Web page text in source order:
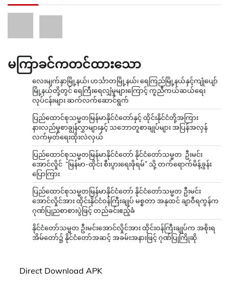
မကြာခင်ကတင်ထားသော
လေးမျက်နှာမြို့နယ်၊ ဟင်္သာတမြို့နယ်၊ ရေကြည်မြို့နယ်နှင့်ကျုံပျော်
မြို့နယ်တို့တွင် ရေကြီးရေလျှံမှုများကြောင့် ကူညီကယ်ဆယ်ရေး
လုပ်ငန်းများ ဆက်လက်ဆောင်ရွက်
ပြည်ထောင်စုသမ္မတမြန်မာနိုင်ငံတော်နှင့် ထိုင်းနိုင်ငံတို့အကြား
နားလည်မှုစာချွန်လွှာများနှင့် သဘောတူစာချုပ်များ အပြန်အလှန်
လက်မှတ်ရေးထိုးလဲလှယ်
ပြည်ထောင်စုသမ္မတမြန်မာနိုင်ငံတော် နိုင်ငံတော်သမ္မတ ဦးမင်း
အောင်လှိုင် “မြန်မာ-ထိုင်း စီးပွားရေးဖိုရမ်” သို့ တက်ရောက်မိန့်ခွန်း
ပြောကြား
ပြည်ထောင်စုသမ္မတမြန်မာနိုင်ငံတော် နိုင်ငံတော်သမ္မတ ဦးမင်း
အောင်လှိုင်အား ထိုင်းနိုင်ငံဝန်ကြီးချုပ် မစ္စတာ အနုထင် ချာဝီရကွန်က
ဂုဏ်ပြုညစာစားပွဲဖြင့် တည်ခင်းဧည့်ခံ
နိုင်ငံတော်သမ္မတ ဦးမင်းအောင်လှိုင်အား ထိုင်းဝန်ကြီးချုပ်က အစိုးရ
အိမ်တော်၌ နိုင်ငံတော်အဆင့် အခမ်းအနားဖြင့် ဂုဏ်ပြုကြိုဆို
Direct Download APK